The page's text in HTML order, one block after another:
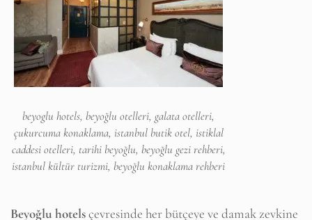
beyoglu hotels, beyoğlu otelleri, galata otelleri,
çukurcuma konaklama, istanbul butik otel, istiklal
caddesi otelleri, tarihi beyoğlu, beyoğlu gezi rehberi,
istanbul kültür turizmi, beyoğlu konaklama rehberi
Beyoğlu hotelsçevresinde her bütçeye ve damak zevkine